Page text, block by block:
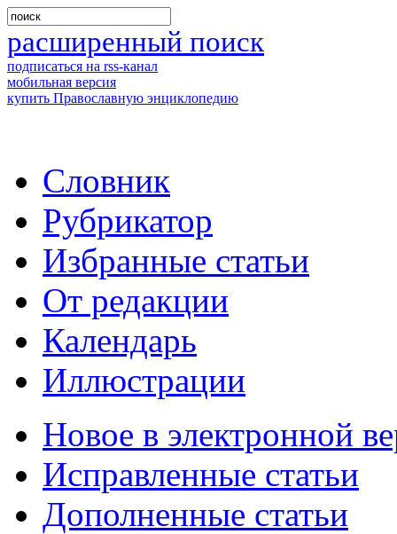
расширенный поиск
подписаться на rss-канал
мобильная версия
купить Православную энциклопедию
Словник
Рубрикатор
Избранные статьи
От редакции
Календарь
Иллюстрации
Новое в электронной
Исправленные статьи
Дополненные статьи